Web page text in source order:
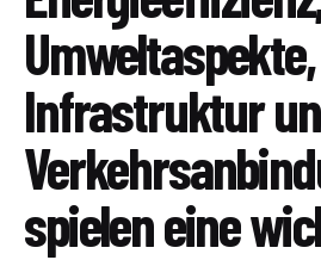
Umweltaspekte,
Infrastruktur
spielen eine